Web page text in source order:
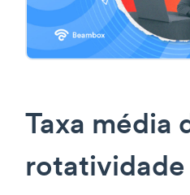
Taxa média
rotatividade